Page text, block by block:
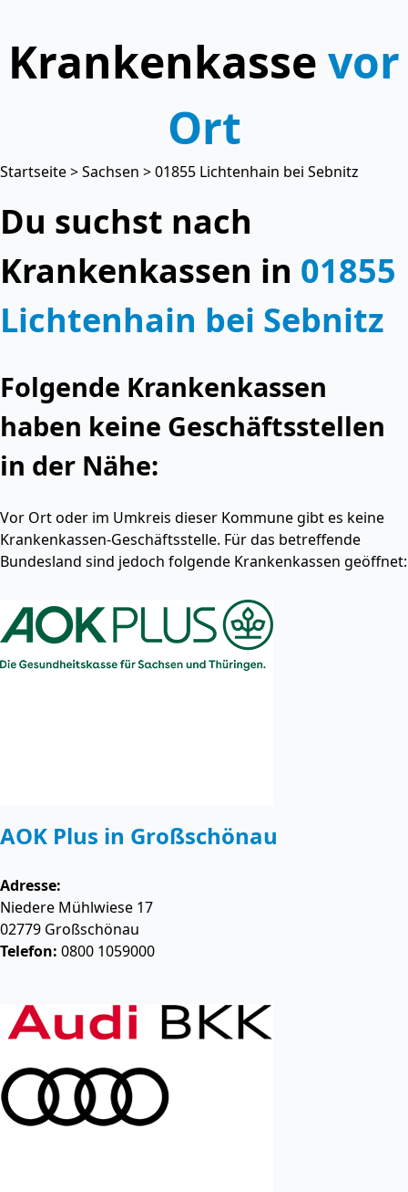
Krankenkasse vor
Ort
Startseite>Sachsen > 01855 Lichtenhain bei Sebnitz
Du suchst nach
Krankenkassen in 01855
Lichtenhain bei Sebnitz
Folgende Krankenkassen
haben keine Geschäftsstellen
in der Nähe:
Vor Ort oder im Umkreis dieser Kommune gibt es keine
Krankenkassen-Geschäftsstelle. Für das betreffende
Bundesland sind jedoch folgende Krankenkassen geöffnet:
AOK Plus in Großschönau
Adresse:
Niedere Mühlwiese 17
02779 Großschönau
Telefon: 0800 1059000